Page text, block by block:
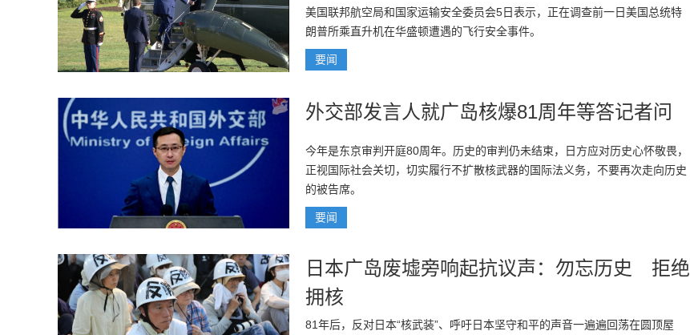
美国联邦航空局和国家运输安全委员会5日表示，正在调查前一日美国总统特
朗普所乘直升机在华盛顿遭遇的飞行安全事件。
要闻
外交部发言人就广岛核爆81周年等答记者问
今年是东京审判开庭80周年。历史的审判仍未结束，日方应对历史心怀敬畏，
正视国际社会关切，切实履行不扩散核武器的国际法义务，不要再次走向历史
的被告席。
要闻
日本广岛废墟旁响起抗议声：勿忘历史 拒绝
拥核
81年后，反对日本“核武装”、呼吁日本坚守和平的声音一遍遍回荡在圆顶屋